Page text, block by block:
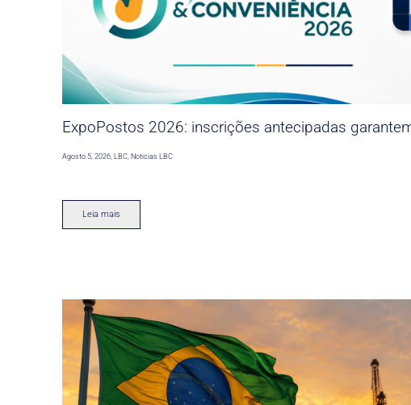
ExpoPostos 2026: inscrições antecipadas
Agosto 5, 2026,LBC,Noticias LBC
Leia mais